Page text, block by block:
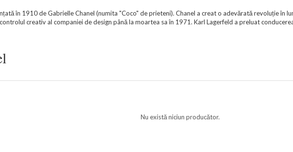
în 1910 de Gabrielle Chanel (numita "Coco" de prieteni). Chanel a creat o adevărată revoluție în
creativ al companiei de design până la moartea sa în 1971. Karl Lagerfeld a preluat
Nu există niciun producător.